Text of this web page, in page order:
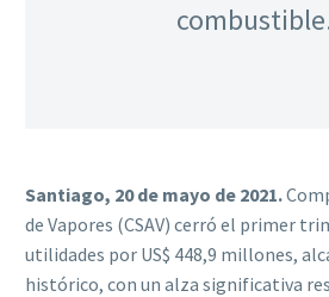
Santiago, 20 de mayo de 2021.
de Vapores (CSAV) cerró el primer
utilidades por US$ 448,9 millones,
histórico, con un alza significativa